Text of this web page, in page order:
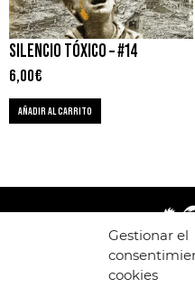
Gestionar el
cookies
SILENCIO TÓXICO – #14
6,00€
AÑADIR AL CARRITO